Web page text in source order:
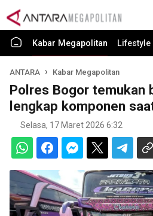
Kabar Megapolitan Lifestyle
ANTARA Kabar Megapolitan
Polres Bogor temukan
lengkap komponen
Selasa, 17 Maret 2026 6:32